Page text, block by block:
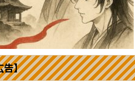
告】